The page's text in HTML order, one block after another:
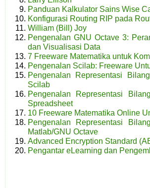
Panduan Kalkulator Sains Wise
Konfigurasi Routing RIP pada
William (Bill) Joy
Pengenalan GNU Octave 3:
dan Visualisasi Data
7 Freeware Matematika untuk
Pengenalan Scilab: Freeware
Pengenalan Representasi
Scilab
Pengenalan Representasi
Spreadsheet
10 Freeware Matematika Online
Pengenalan Representasi
Matlab/GNU Octave
Advanced Encryption Standard
Pengantar eLearning dan